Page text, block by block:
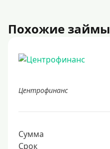
Похожие займы
Центрофинанс
Сумма
Срок